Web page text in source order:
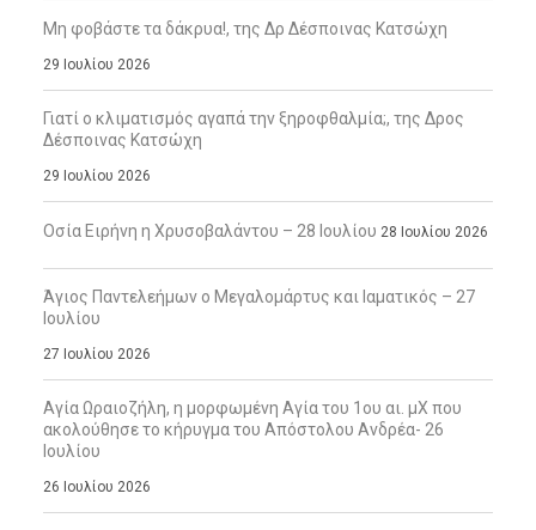
Μη φοβάστε τα δάκρυα!, της Δρ Δέσποινας Κατσώχη
29 Ιουλίου 2026
Γιατί ο κλιματισμός αγαπά την ξηροφθαλμία;, της Δρος
Δέσποινας Κατσώχη
29 Ιουλίου 2026
Οσία Ειρήνη η Χρυσοβαλάντου – 28 Ιουλίου 28 Ιουλίου 2026
Άγιος Παντελεήμων ο Μεγαλομάρτυς και Ιαματικός – 27
Ιουλίου
27 Ιουλίου 2026
Αγία Ωραιοζήλη, η μορφωμένη Αγία του 1ου αι. μΧ που
ακολούθησε το κήρυγμα του Απόστολου Ανδρέα- 26
Ιουλίου
26 Ιουλίου 2026